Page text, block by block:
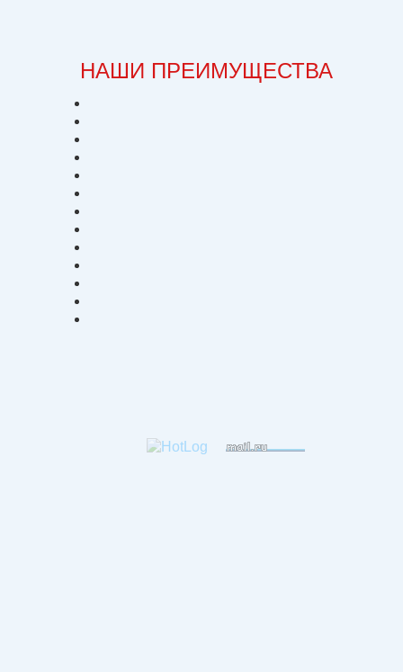
НАШИ ПРЕИМУЩЕСТВА